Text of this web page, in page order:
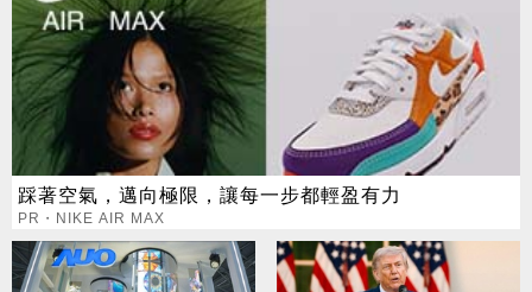
踩著空氣，邁向極限，讓每一步都輕盈有力
PR・NIKE AIR MAX